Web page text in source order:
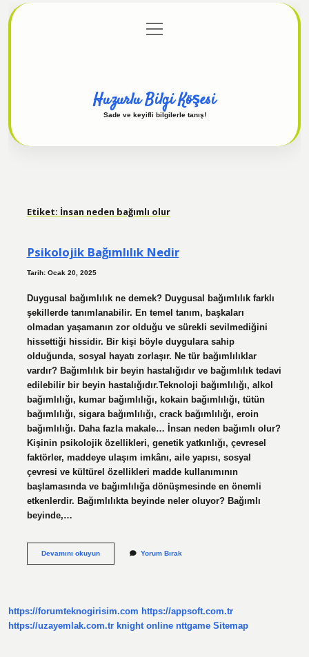
Gizlilik Politikası
menüyü
aç
Huzurlu Bilgi Köşesi
Sade ve keyifli bilgilerle tanış!
Etiket: İnsan neden bağımlı olur
Psikolojik Bağımlılık Nedir
Tarih: Ocak 20, 2025
Duygusal bağımlılık ne demek? Duygusal bağımlılık farklı
şekillerde tanımlanabilir. En temel tanım, başkaları
olmadan yaşamanın zor olduğu ve sürekli sevilmediğini
hissettiği hissidir. Bir kişi böyle duygulara sahip
olduğunda, sosyal hayatı zorlaşır. Ne tür bağımlılıklar
vardır? Bağımlılık bir beyin hastalığıdır ve bağımlılık tedavi
edilebilir bir beyin hastalığıdır.Teknoloji bağımlılığı, alkol
bağımlılığı, kumar bağımlılığı, kokain bağımlılığı, tütün
bağımlılığı, sigara bağımlılığı, crack bağımlılığı, eroin
bağımlılığı. Daha fazla makale… İnsan neden bağımlı olur?
Kişinin psikolojik özellikleri, genetik yatkınlığı, çevresel
faktörler, maddeye ulaşım imkânı, aile yapısı, sosyal
çevresi ve kültürel özellikleri madde kullanımının
başlamasında ve bağımlılığa dönüşmesinde en önemli
etkenlerdir. Bağımlılıkta beyinde neler oluyor? Bağımlı
beyinde,…
Devamını okuyunPsikolojik
Yorum Bırak
https://forumteknogirisim.com https://appsoft.com.tr
https://uzayemlak.com.tr knight online nttgame Sitemap